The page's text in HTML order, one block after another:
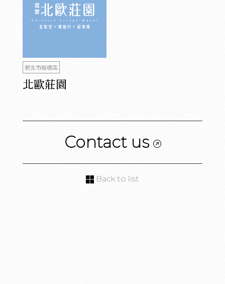
新北市板橋區
北歐莊園
Contact us
Back to list